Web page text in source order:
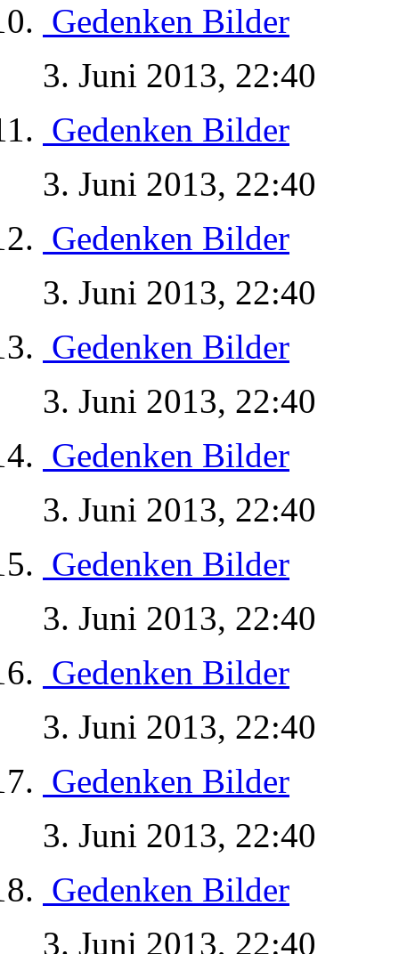
Gedenken Bilder
3. Juni 2013, 22:40
Gedenken Bilder
3. Juni 2013, 22:40
Gedenken Bilder
3. Juni 2013, 22:40
Gedenken Bilder
3. Juni 2013, 22:40
Gedenken Bilder
3. Juni 2013, 22:40
Gedenken Bilder
3. Juni 2013, 22:40
Gedenken Bilder
3. Juni 2013, 22:40
Gedenken Bilder
3. Juni 2013, 22:40
Gedenken Bilder
3. Juni 2013, 22:40